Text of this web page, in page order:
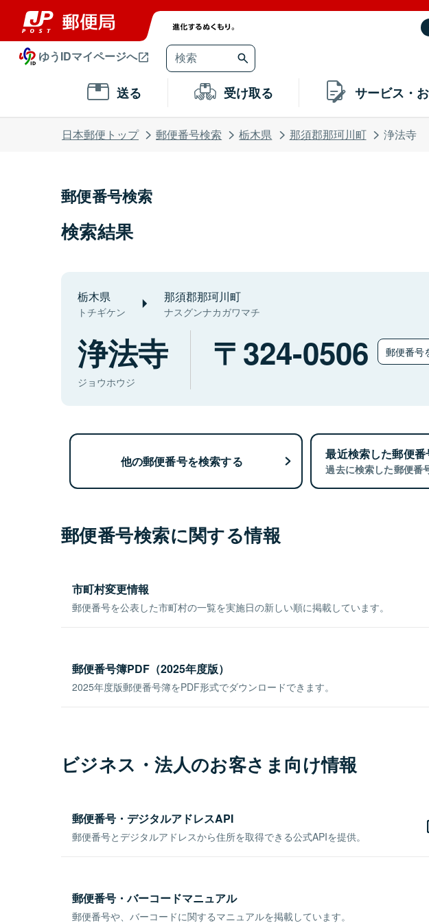
ゆうIDマイページへ
送る 受け取る サービス・
日本郵便トップ 郵便番号検索 栃木県 那須郡那珂川町 浄法寺
郵便番号検索
検索結果
栃木県
トチギケン
那須郡那珂川町
ナスグンナカガワマチ
浄法寺
ジョウホウジ
324-0506 郵便番号
他の郵便番号を検索する 最近検索した郵便番
過去に検索した郵便番
郵便番号検索に関する情報
市町村変更情報
郵便番号を公表した市町村の一覧を実施日の新しい順に掲載しています。
郵便番号簿PDF（2025年度版）
2025年度版郵便番号簿をPDF形式でダウンロードできます。
ビジネス・法人のお客さま向け情報
郵便番号・デジタルアドレスAPI
郵便番号とデジタルアドレスから住所を取得できる公式APIを提供。
郵便番号・バーコードマニュアル
郵便番号や、バーコードに関するマニュアルを掲載しています。